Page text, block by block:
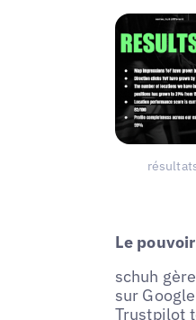
Le
schuh
sur
Trustpilot